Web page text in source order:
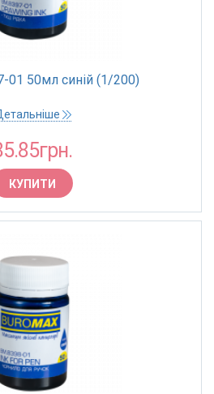
01 50мл синій (1/200)
КУПИТИ